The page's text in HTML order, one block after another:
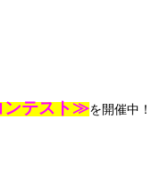
ンテスト≫を開催中！